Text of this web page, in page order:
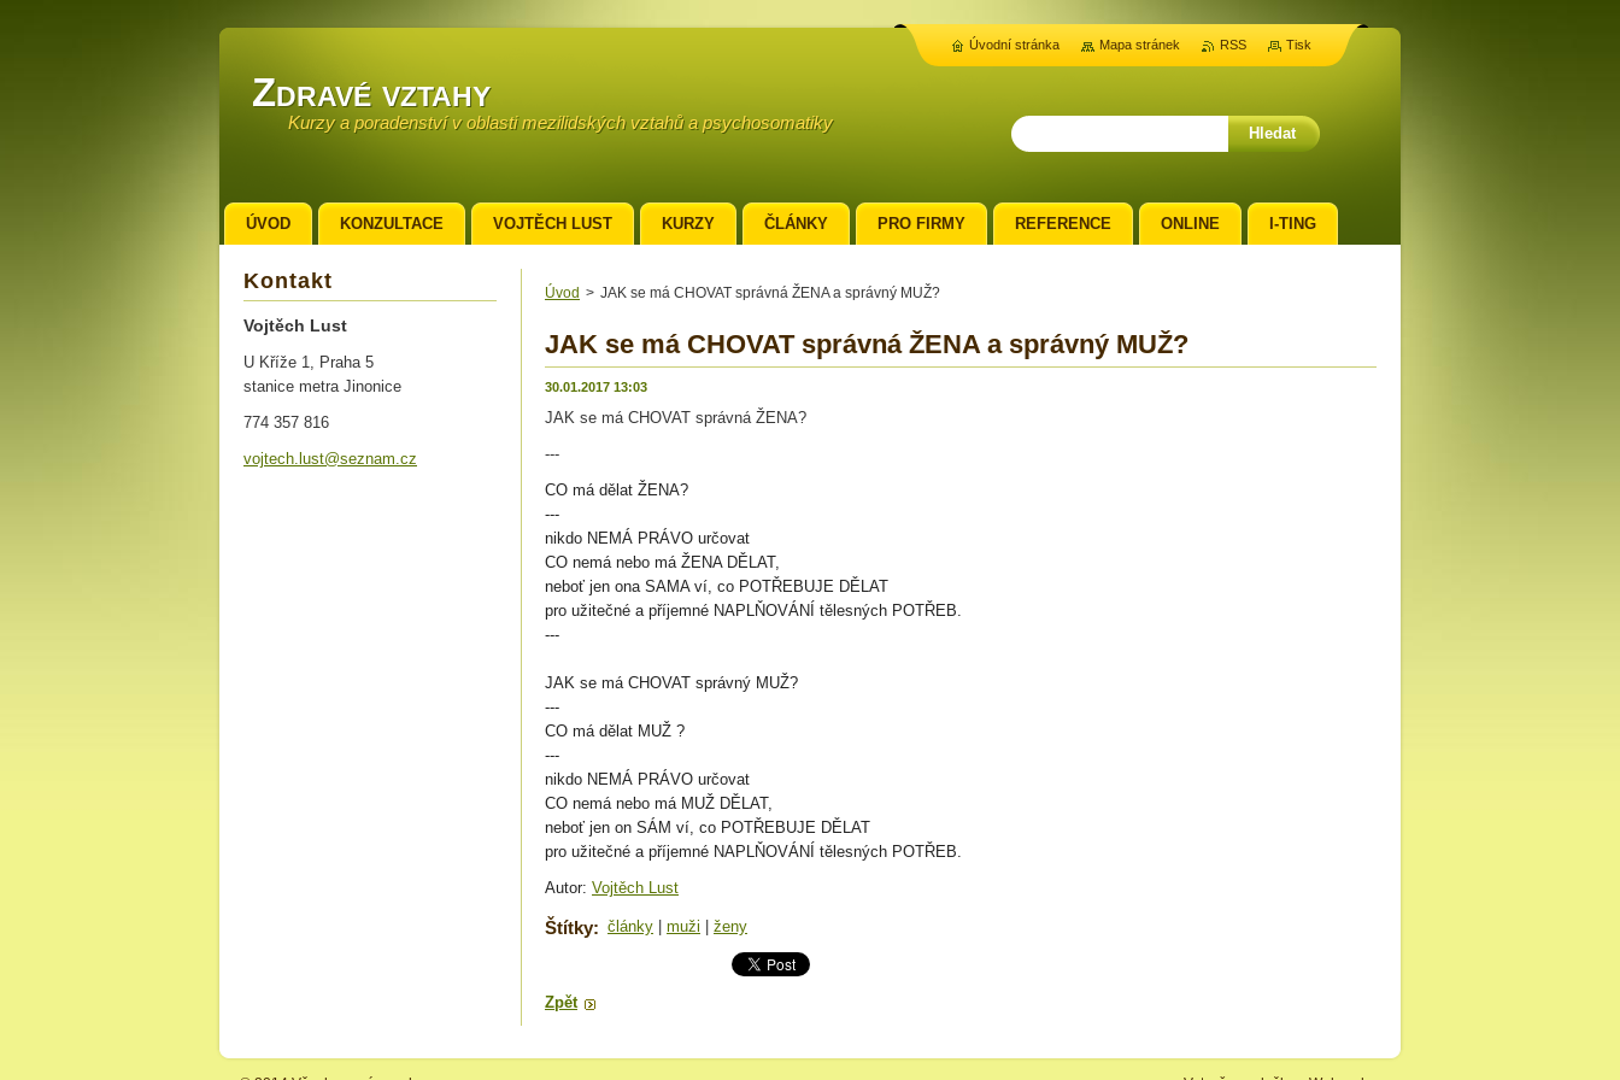
Zdravé vztahy
Kurzy a poradenství v oblasti mezilidských vztahů a psychosomatiky
Úvod > JAK se má CHOVAT správná ŽENA a správný MUŽ?
JAK se má CHOVAT správná ŽENA a správný MUŽ?
30.01.2017 13:03
JAK se má CHOVAT správná ŽENA?
---
CO má dělat ŽENA?
---
nikdo NEMÁ PRÁVO určovat
CO nemá nebo má ŽENA DĚLAT,
neboť jen ona SAMA ví, co POTŘEBUJE DĚLAT
pro užitečné a příjemné NAPLŇOVÁNÍ tělesných POTŘEB.
---
JAK se má CHOVAT správný MUŽ?
---
CO má dělat MUŽ ?
---
nikdo NEMÁ PRÁVO určovat
CO nemá nebo má MUŽ DĚLAT,
neboť jen on SÁM ví, co POTŘEBUJE DĚLAT
pro užitečné a příjemné NAPLŇOVÁNÍ tělesných POTŘEB.
Autor: Vojtěch Lust
Štítky: články muži ženy
Zpět
Kontakt
Vojtěch Lust
U Kříže 1, Praha 5
stanice metra Jinonice
774 357 816
vojtech. lust@seznam.cz
ÚVOD KONZULTACE VOJTĚCH LUST KURZY ČLÁNKY PRO FIRMY REFERENCE ONLINE I-TING
Úvodní stránka Mapa stránek RSS Tisk